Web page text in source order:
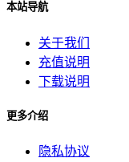
本站导航
关于我们
充值说明
下载说明
更多介绍
隐私协议